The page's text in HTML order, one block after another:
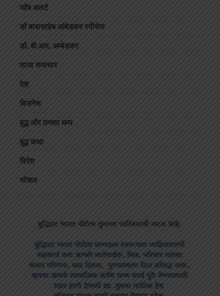
जॉब अलर्ट
डॉ बाबासाहेब आंबेडकर स्पीचेस
डॉ. बी.आर. अम्बेडकर
ताजा समाचार
देश
बिजनेस
बुद्ध और उनका धम्म
बुद्ध कथा
विदेश
सोशल